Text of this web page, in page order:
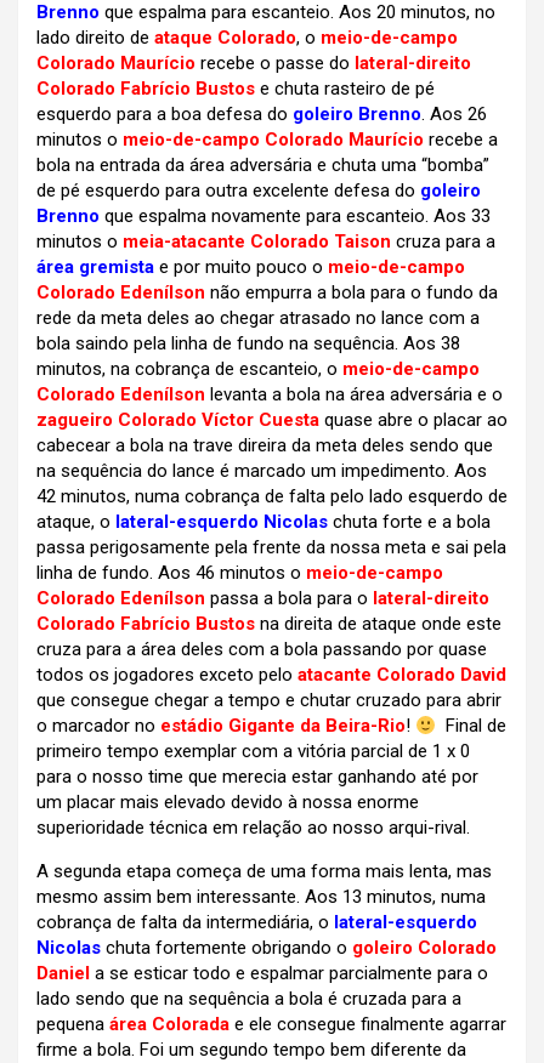
Brenno que espalma para escanteio. Aos 20 minutos, no
lado direito de ataque Colorado, o meio-de-campo
Colorado Maurício recebe o passe do lateral-direito
Colorado Fabrício Bustos e chuta rasteiro de pé
esquerdo para a boa defesa do goleiro Brenno. Aos 26
minutos o meio-de-campo Colorado Maurício recebe a
bola na entrada da área adversária e chuta uma “bomba”
de pé esquerdo para outra excelente defesa do goleiro
Brenno que espalma novamente para escanteio. Aos 33
minutos o meia-atacante Colorado Taison cruza para a
área gremista e por muito pouco o meio-de-campo
Colorado Edenílson não empurra a bola para o fundo da
rede da meta deles ao chegar atrasado no lance com a
bola saindo pela linha de fundo na sequência. Aos 38
minutos, na cobrança de escanteio, o meio-de-campo
Colorado Edenílson levanta a bola na área adversária e o
zagueiro Colorado Víctor Cuesta quase abre o placar ao
cabecear a bola na trave direira da meta deles sendo que
na sequência do lance é marcado um impedimento. Aos
42 minutos, numa cobrança de falta pelo lado esquerdo de
ataque, o lateral-esquerdo Nicolas chuta forte e a bola
passa perigosamente pela frente da nossa meta e sai pela
linha de fundo. Aos 46 minutos o meio-de-campo
Colorado Edenílson passa a bola para o lateral-direito
Colorado Fabrício Bustos na direita de ataque onde este
cruza para a área deles com a bola passando por quase
todos os jogadores exceto pelo atacante Colorado David
que consegue chegar a tempo e chutar cruzado para abrir
o marcador no estádio Gigante da Beira-Rio!
Final de
primeiro tempo exemplar com a vitória parcial de 1 x 0
para o nosso time que merecia estar ganhando até por
um placar mais elevado devido à nossa enorme
superioridade técnica em relação ao nosso arqui-rival.
A segunda etapa começa de uma forma mais lenta, mas
mesmo assim bem interessante. Aos 13 minutos, numa
cobrança de falta da intermediária, o lateral-esquerdo
Nicolas chuta fortemente obrigando o goleiro Colorado
Daniel a se esticar todo e espalmar parcialmente para o
lado sendo que na sequência a bola é cruzada para a
pequena área Colorada e ele consegue finalmente agarrar
firme a bola. Foi um segundo tempo bem diferente da